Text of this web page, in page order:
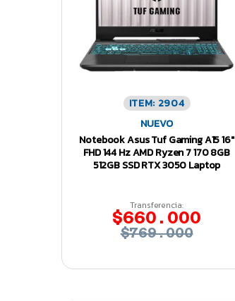
ITEM: 2904
NUEVO
Notebook Asus Tuf Gaming A15 16″
FHD 144 Hz AMD Ryzen 7 170 8GB
512GB SSD RTX 3050 Laptop
Transferencia:
$660.000
$769.000